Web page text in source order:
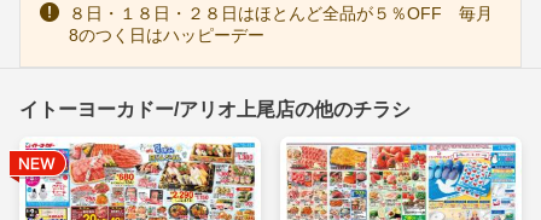
８日・１８日・２８日はほとんど全品が５％OFF 毎月
8のつく日はハッピーデー
イトーヨーカドー/アリオ上尾店の他のチラシ